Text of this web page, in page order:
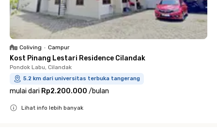
Coliving • Campur
Kost Pinang Lestari Residence Cilandak
Pondok Labu, Cilandak
5.2 km dari universitas terbuka tangerang
mulai dari Rp2.200.000 /bulan
Lihat info lebih banyak